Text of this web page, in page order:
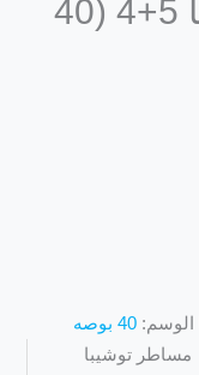
طقم 3 مساطر توشيبا 5+4 (40
الوسم:40 بوصه
مساطر توشيبا